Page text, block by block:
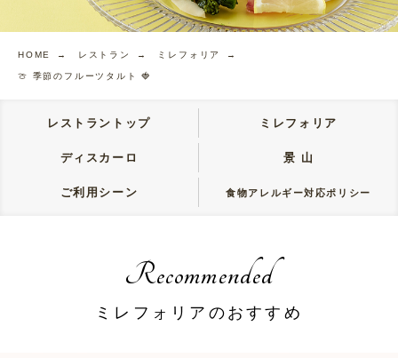
HOME → レストラン → ミレフォリア →
🍈 季節のフルーツタルト 🍓
レストラントップ ミレフォリア
ディスカーロ 景 山
ご利用シーン 食物アレルギー対応ポリシー
Recommended
ミレフォリアのおすすめ